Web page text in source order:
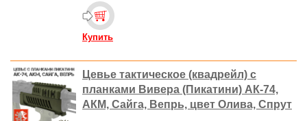
Купить
Цевье тактическое (квадрейл) с
планками Вивера (Пикатини) АК-74,
АКМ, Сайга, Вепрь, цвет Олива, Спрут